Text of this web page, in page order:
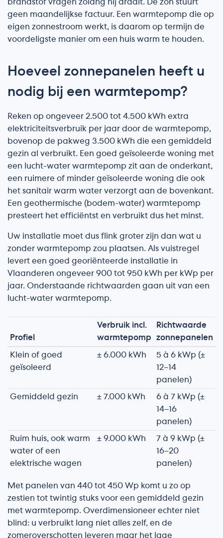
brandstof vragen zolang hij draait. De zon stuurt
geen maandelijkse factuur. Een warmtepomp die op
eigen zonnestroom werkt, is daarom op termijn de
voordeligste manier om een huis warm te houden.
Hoeveel zonnepanelen heeft u
nodig bij een warmtepomp?
Reken op ongeveer 2.500 tot 4.500 kWh extra
elektriciteitsverbruik per jaar door de warmtepomp,
bovenop de pakweg 3.500 kWh die een gemiddeld
gezin al verbruikt. Een goed geïsoleerde woning met
een lucht-water warmtepomp zit aan de onderkant,
een ruimere of minder geïsoleerde woning die ook
het sanitair warm water verzorgt aan de bovenkant.
Een geothermische (bodem-water) warmtepomp
presteert het efficiëntst en verbruikt dus het minst.
Uw installatie moet dus flink groter zijn dan wat u
zonder warmtepomp zou plaatsen. Als vuistregel
levert een goed georiënteerde installatie in
Vlaanderen ongeveer 900 tot 950 kWh per kWp per
jaar. Onderstaande richtwaarden gaan uit van een
lucht-water warmtepomp.
Profiel
Verbruik incl.
warmtepomp
Richtwaarde
zonnepanelen
Klein of goed
geïsoleerd
± 6.000 kWh
5 à 6 kWp (±
12–14
panelen)
Gemiddeld gezin ± 7.000 kWh
6 à 7 kWp (±
14–16
panelen)
Ruim huis, ook warm
water of een
elektrische wagen
± 9.000 kWh
7 à 9 kWp (±
16–20
panelen)
Met panelen van 440 tot 450 Wp komt u zo op
zestien tot twintig stuks voor een gemiddeld gezin
met warmtepomp. Overdimensioneer echter niet
blind: u verbruikt lang niet alles zelf, en de
zomeroverschotten leveren maar het lage